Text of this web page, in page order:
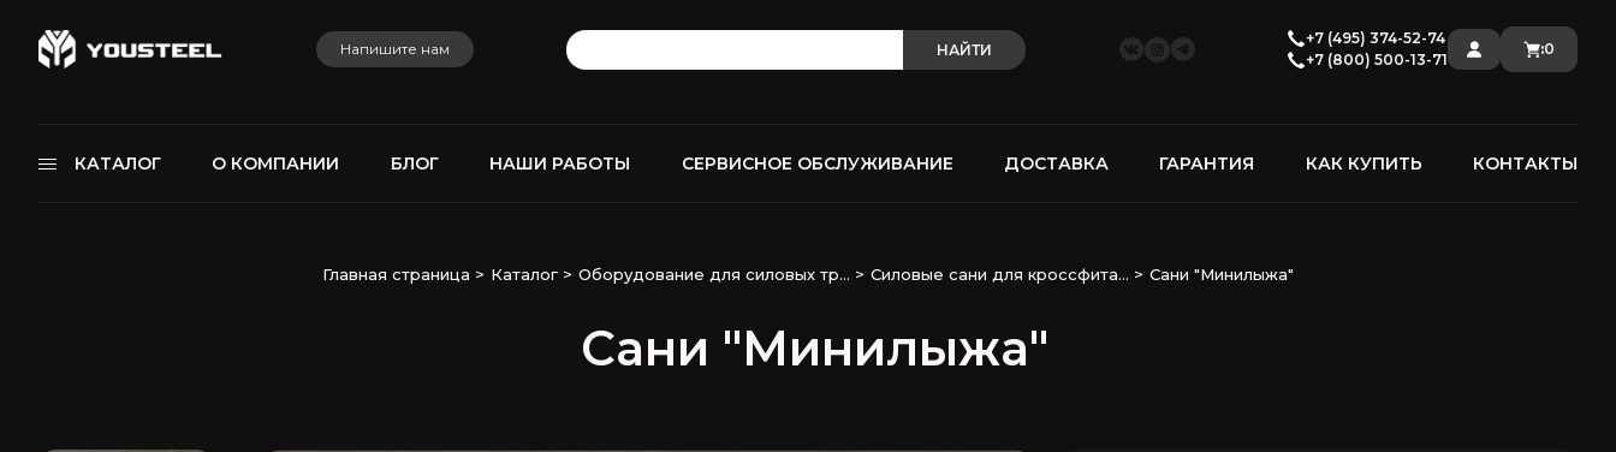
Напишите нам НАЙТИ
+7 (495) 374-52-74
+7 (800) 500-13-71
:0
КАТАЛОГ О КОМПАНИИ БЛОГ НАШИ РАБОТЫ СЕРВИСНОЕ ОБСЛУЖИВАНИЕ ДОСТАВКА ГАРАНТИЯ КАК КУПИТЬ КОНТАКТЫ
Главная страница > Каталог > Оборудование для силовых тр... > Силовые сани для кроссфита... > Сани "Минилыжа"
Сани "Минилыжа"